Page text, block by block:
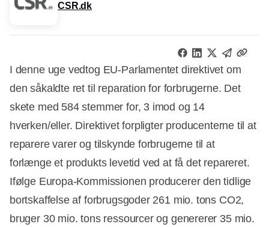
CSR.dk
I denne uge vedtog EU-Parlamentet direktivet om
den såkaldte ret til reparation for forbrugerne. Det
skete med 584 stemmer for, 3 imod og 14
hverken/eller. Direktivet forpligter producenterne til at
reparere varer og tilskynde forbrugerne til at
forlænge et produkts levetid ved at få det repareret.
Ifølge Europa-Kommissionen producerer den tidlige
bortskaffelse af forbrugsgoder 261 mio. tons CO2,
bruger 30 mio. tons ressourcer og genererer 35 mio.